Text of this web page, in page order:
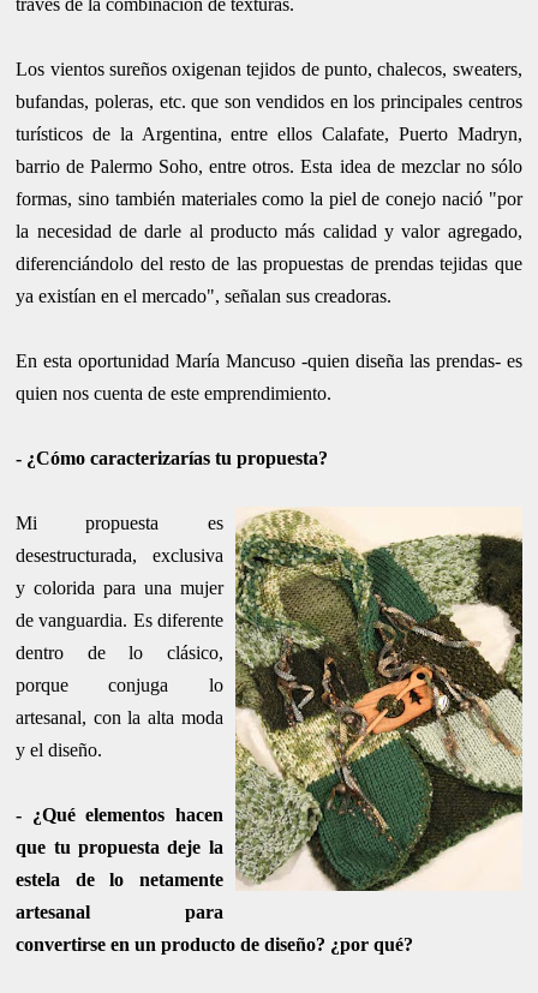
Los vientos sureños oxigenan tejidos de punto, chalecos, sweaters,
bufandas, poleras, etc. que son vendidos en los principales centros
turísticos de la Argentina, entre ellos Calafate, Puerto Madryn,
barrio de Palermo Soho, entre otros. Esta idea de mezclar no sólo
formas, sino también materiales como la piel de conejo nació "por
la necesidad de darle al producto más calidad y valor agregado,
diferenciándolo del resto de las propuestas de prendas tejidas que
ya existían en el mercado", señalan sus creadoras.
En esta oportunidad María Mancuso -quien diseña las prendas- es
quiennos cuenta de este emprendimiento.
- ¿Cómo caracterizarías tu propuesta?
Mi propuesta es
desestructurada, exclusiva
y colorida para una mujer
de vanguardia. Es diferente
dentro de lo clásico,
porque conjuga lo
artesanal, con la alta moda
y el diseño.
- ¿Qué elementos hacen
que tu propuesta deje la
estela de lo netamente
artesanal para
convertirse en un producto de diseño? ¿por qué?